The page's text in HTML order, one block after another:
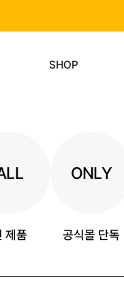
SHOP
제품
ONLY
공식몰 단독